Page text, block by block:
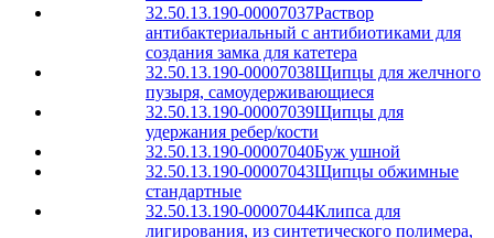
32.50.13.190-00007037Раствор
антибактериальный с антибиотиками для
создания замка для катетера
32.50.13.190-00007038Щипцы для желчного
пузыря, самоудерживающиеся
32.50.13.190-00007039Щипцы для
удержания ребер/кости
32.50.13.190-00007040Буж ушной
32.50.13.190-00007043Щипцы обжимные
стандартные
32.50.13.190-00007044Клипса для
лигирования, из синтетического полимера,